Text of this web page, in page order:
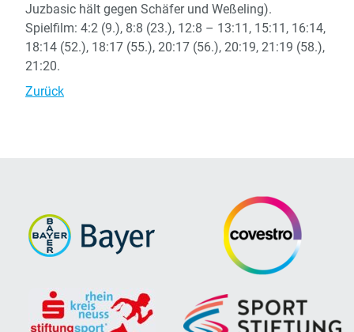
Juzbasic hält gegen Schäfer und Weßeling).
Spielfilm: 4:2 (9.), 8:8 (23.), 12:8 – 13:11, 15:11, 16:14,
18:14 (52.), 18:17 (55.), 20:17 (56.), 20:19, 21:19 (58.),
21:20.
Zurück